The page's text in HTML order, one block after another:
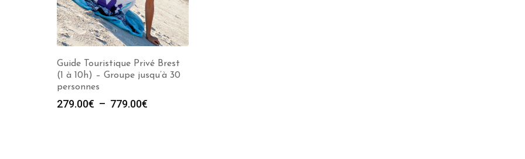
Guide Touristique Privé Brest
(1 à 10h) – Groupe jusqu’à 30
personnes
279.00€ – 779.00€Plage